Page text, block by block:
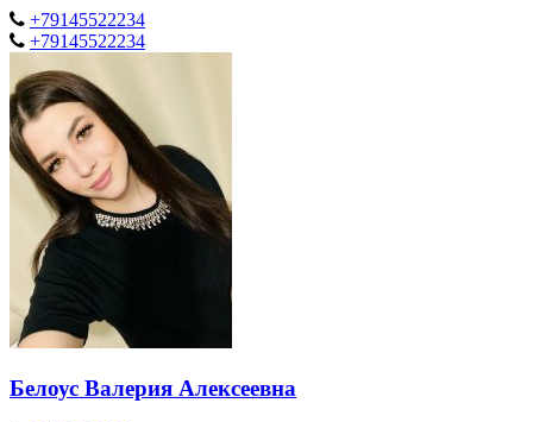
+79145522234
+79145522234
Белоус Валерия Алексеевна